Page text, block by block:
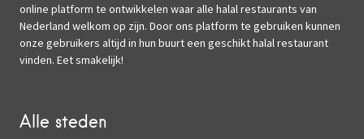
online platform te ontwikkelen waar alle halal restaurants van
Nederland welkom op zijn. Door ons platform te gebruiken kunnen
onze gebruikers altijd in hun buurt een geschikt halal restaurant
vinden. Eet smakelijk!
Alle steden